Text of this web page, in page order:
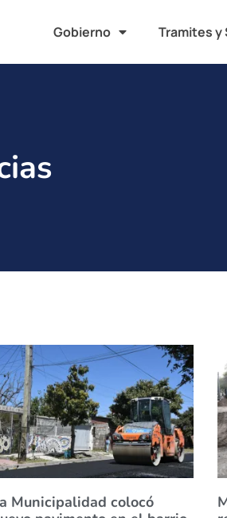
Gobierno Tramites y
Municipalidad colocó